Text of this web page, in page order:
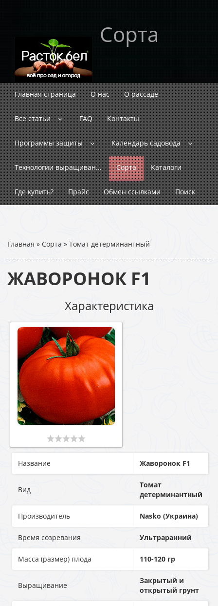
Сорта
Главная страница О нас О рассаде
Все статьи FAQ Контакты
Программы защиты Календарь садовода
Технологии выращиван... Сорта Каталоги
Где купить? Прайс Обмен ссылками Поиск
Главная » Сорта » Томат детерминантный
ЖАВОРОНОК F1
Характеристика
Название Жаворонок F1
Вид
Томат
детерминантный
Производитель Nasko (Украина)
Время созревания Ультраранний
Масса (размер) плода 110-120 гр
Выращивание
Закрытый и
открытый грунт